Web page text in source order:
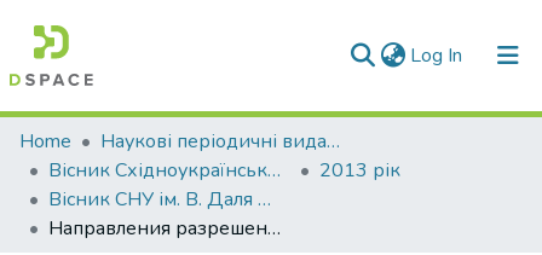
Log In (current)
Communities & Collections
All of DSpace
Statistics
Home
Наукові періодичні видання СНУ ім. В. Даля
Вісник Східноукраїнського національного університету імені В. Даля
2013 рік
Вісник СНУ ім. В. Даля № 11 (200) 2013
Направления разрешения дилеммы утилитарности и эгалитарности кооперативных решений: разработка показателей эгалитарно-утилитарного синтеза оценок устойчивости коалиций